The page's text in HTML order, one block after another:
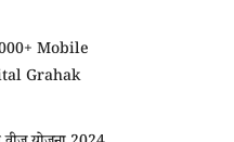
Mobile
Grahak